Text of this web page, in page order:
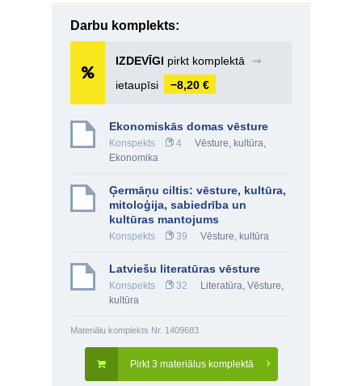
Darbu komplekts:
IZDEVĪGI pirkt komplektā
➞
ietaupīsi
−8,20 €
Ekonomiskās domas vēsture
Konspekts 4 Vēsture, kultūra,
Ekonomika
Ģermāņu ciltis: vēsture, kultūra,
mitoloģija, sabiedrība un
kultūras mantojums
Konspekts 39 Vēsture, kultūra
Latviešu literatūras vēsture
Konspekts 32 Literatūra, Vēsture,
kultūra
Materiālu komplekts Nr. 1409683
Pirkt 3 materiālus komplektā